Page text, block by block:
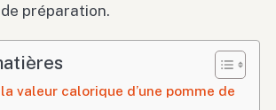
préparation.
valeur calorique d’une pomme de